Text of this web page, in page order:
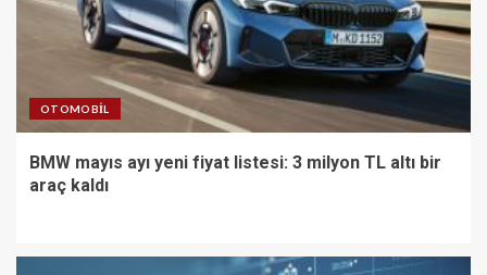
OTOMOBIL
BMW mayıs ayı yeni fiyat listesi: 3 milyon TL altı bir
araç kaldı